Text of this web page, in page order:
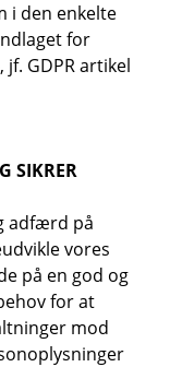
i den enkelte
for
GDPR artikel
SIKRER
adfærd på
vores
på en god og
for at
mod